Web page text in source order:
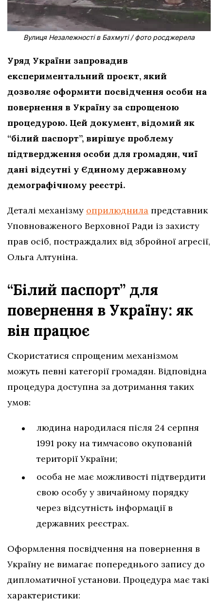
Вулиця Незалежності в Бахмуті / фото росджерела
Уряд України запровадив
експериментальний проєкт, який
дозволяє оформити посвідчення особи на
повернення в Україну за спрощеною
процедурою. Цей документ, відомий як
“білий паспорт”, вирішує проблему
підтвердження особи для громадян, чиї
дані відсутні у Єдиному державному
демографічному реєстрі.
Деталі механізму оприлюднила представник
Уповноваженого Верховної Ради із захисту
прав осіб, постраждалих від збройної агресії,
Ольга Алтуніна.
“Білий паспорт” для
повернення в Україну: як
він працює
Скористатися спрощеним механізмом
можуть певні категорії громадян. Відповідна
процедура доступна за дотримання таких
умов:
людина народилася після 24 серпня
1991 року на тимчасово окупованій
території України;
особа не має можливості підтвердити
свою особу у звичайному порядку
через відсутність інформації в
державних реєстрах.
Оформлення посвідчення на повернення в
Україну не вимагає попереднього запису до
дипломатичної установи. Процедура має такі
характеристики: